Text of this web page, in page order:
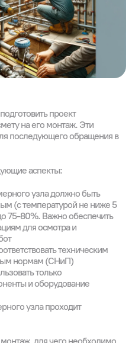
проект
на его монтаж. Эти
последующего обращения в
аспекты:
узла должно быть
(с температурой не ниже 5
75-80%. Важно обеспечить
для осмотра и
техническим
нормам (СНиП)
только
и оборудование
узла проходит